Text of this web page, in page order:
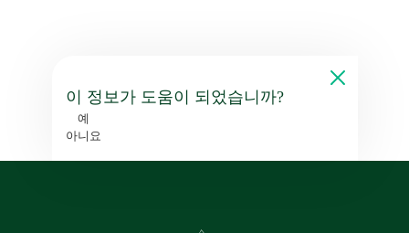
이 정보가 도움이 되었습니까?
예
아니요